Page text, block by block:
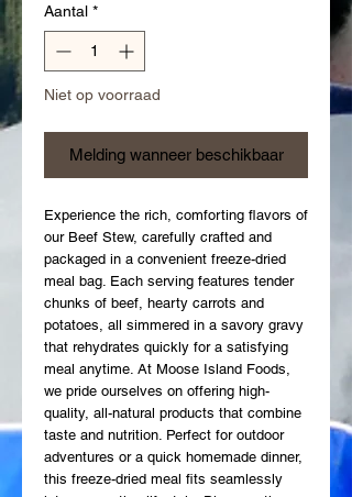
Aantal *
Niet op voorraad
Melding wanneer beschikbaar
Experience the rich, comforting flavors of
our Beef Stew, carefully crafted and
packaged in a convenient freeze-dried
meal bag. Each serving features tender
chunks of beef, hearty carrots and
potatoes, all simmered in a savory gravy
that rehydrates quickly for a satisfying
meal anytime. At Moose Island Foods,
we pride ourselves on offering high-
quality, all-natural products that combine
taste and nutrition. Perfect for outdoor
adventures or a quick homemade dinner,
this freeze-dried meal fits seamlessly